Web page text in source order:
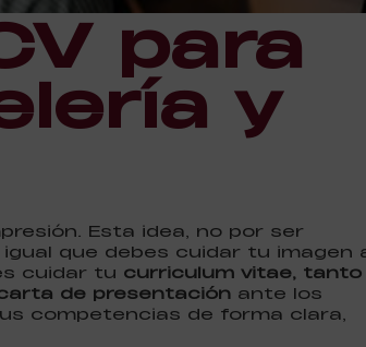
para
y
Esta idea, no por ser
que debes cuidar tu imagen
cuidar tu curriculum vitae, tanto
de presentación ante los
competencias de forma clara,